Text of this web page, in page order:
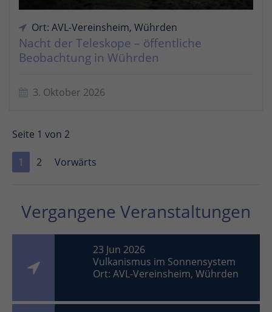
Ort: AVL-Vereinsheim, Wührden
Nacht der Teleskope – öffentliche
Beobachtung in Wührden
3. Oktober 2026
Seite 1 von 2
1 2 Vorwärts
Vergangene Veranstaltungen
23 Jun 2026
Vulkanismus im Sonnensystem
Ort: AVL-Vereinsheim, Wührden